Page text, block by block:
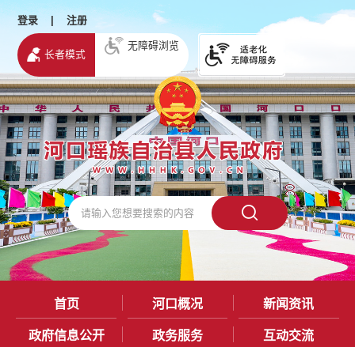
登录 | 注册
长者模式
无障碍浏览
首页 河口概况 新闻资讯
政府信息公开 政务服务 互动交流